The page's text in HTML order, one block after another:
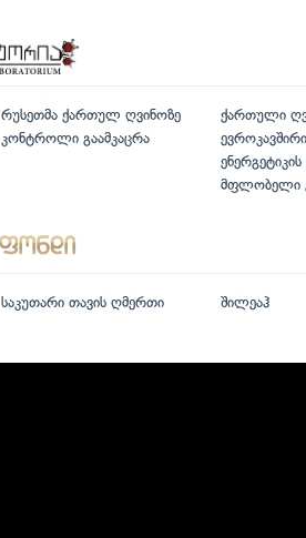
რუსეთმა ქართულ ღვინოზე
კონტროლი გაამკაცრა
ქართული
მფლობელი
საკუთარი თავის ღმერთი შილეაჰ